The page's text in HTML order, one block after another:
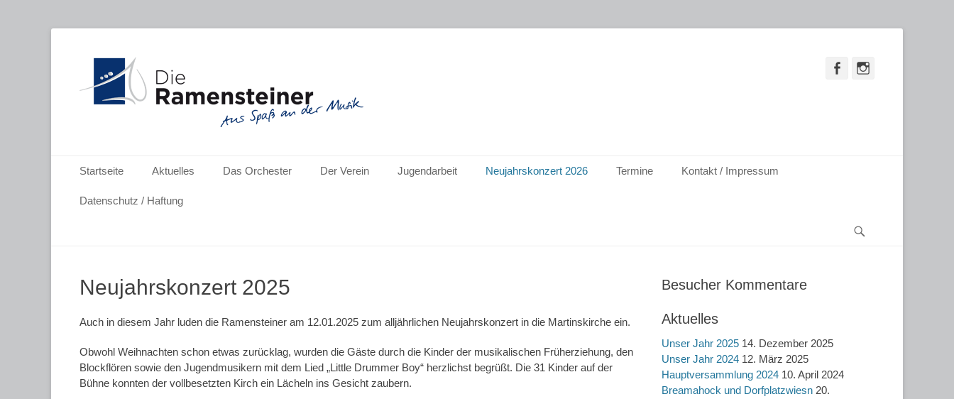
"Die Ramensteiner"
Aus Spaß an der Musik Facebook
Primäres Menü
Inhalt
springen
Startseite Aktuelles Das Orchester Der Verein Jugendarbeit Neujahrskonzert 2026 Termine Kontakt / Impressum
Datenschutz / Haftung
Neujahrskonzert 2025
Auch in diesem Jahr luden die Ramensteiner am 12.01.2025 zum alljährlichen Neujahrskonzert in die Martinskirche ein.
Obwohl Weihnachten schon etwas zurücklag, wurden die Gäste durch die Kinder der musikalischen Früherziehung, den
Blockflören sowie den Jugendmusikern mit dem Lied „Little Drummer Boy“ herzlichst begrüßt. Die 31 Kinder auf der
Bühne konnten der vollbesetzten Kirch ein Lächeln ins Gesicht zaubern.
Besucher Kommentare
Aktuelles
Unser Jahr 2025 14. Dezember 2025
Unser Jahr 2024 12. März 2025
Hauptversammlung 2024 10. April 2024
Breamahock und Dorfplatzwiesn 20.